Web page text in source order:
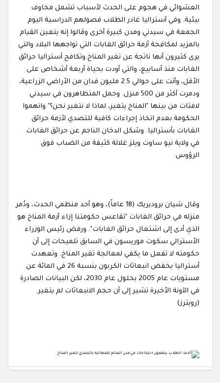
العشوائي في هجوم على الحدث لأسباب تشمل مخاوف
بيئية. وفي أستراليا غادر الطلاب فصولهم الدراسية اليوم
الجمعة في سيدني ومدن كبيرة أخرى وقالوا إنه يتعين القيام
بالمزيد لمكافحة أزمة حرائق الغابات التي تواجهها البلاد والتي
يرى كثيرون أنها ناتجة عن تغير المناخ.وتكافح أستراليا حرائق
الغابات منذ أسابيع، والتي أودت بحياة أربعة أشخاص على
الأقل، وأتت على حوالي 2.5 مليون فدان من الأراضي الزراعية،
ودمرت أكثر من 500 منزل. وحمل المتظاهرون في سيدني
لافتات من بينها "المناخ يتغير، لماذا لا نتغير نحن؟" واتهموا
الحكومة بعدم اتخاذ إجراءات كافية للتصدي لأزمة حرائق
الغابات بأستراليا. وشكل الدخان الناجم عن حرائق الغابات
في ولاية نيو ساوث ويلز غلالة كثيفة من الضباب فوق
الرؤوس.
وقال شيان بروديريك (18 عاماً)، وهو أحد منظمي الحدث، ودُمر
منزله في حرائق الغابات "تقاعس حكومتنا إزاء أزمة المناخ هو
الذي أدى إلى اشتعال حرائق الغابات". ورفض رئيس الوزراء
الأسترالي سكوت موريسون في السابق تلميحات إلى أن
حكومته لا تفعل ما يكفي لمعالجة تغير المناخ. وتعهدت
أستراليا بخفض انبعاثات الكربون بنسبة 26 في المائة عن
مستويات عام 2005 بحلول عام 2030، لكن البيانات الصادرة
في الآونة الأخيرة تشير إلى أن حجم الانبعاثات لم يتغير.
(رويترز)